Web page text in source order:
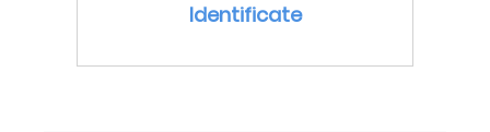
Identificate